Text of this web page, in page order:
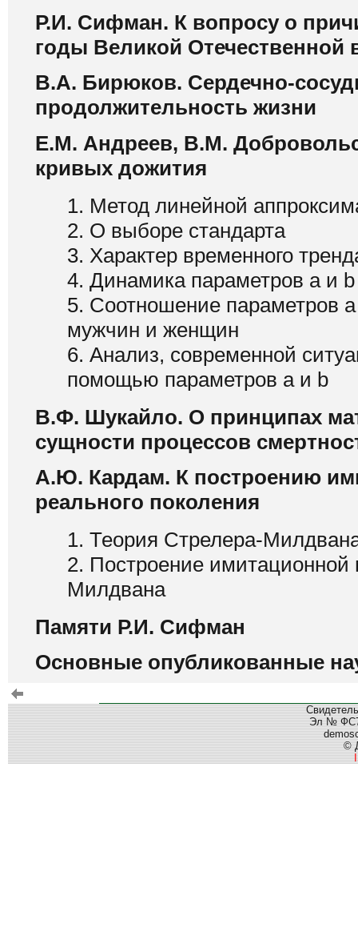
Р.И. Сифман. К вопросу о
годы Великой Отечественной
В.А. Бирюков. Сердечно-
продолжительность жизни
Е.М. Андреев, В.М.
кривых дожития
1. Метод линейной
2. О выборе стандарта
3. Характер временного
4. Динамика параметров а и
5. Соотношение параметров
мужчин и женщин
6. Анализ, современной
помощью параметров а и b
В.Ф. Шукайло. О принципах
сущности процессов
А.Ю. Кардам. К построению
реального поколения
1. Теория Стрелера-
2. Построение
Милдвана
Памяти Р.И. Сифман
Основные опубликованные
Эл №
©